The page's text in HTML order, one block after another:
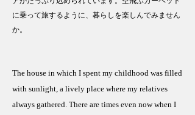
に乗って旅するように、暮らしを楽しんでみません
か。
The house in which I spent my childhood was filled
with sunlight, a lively place where my relatives
always gathered. There are times even now when I